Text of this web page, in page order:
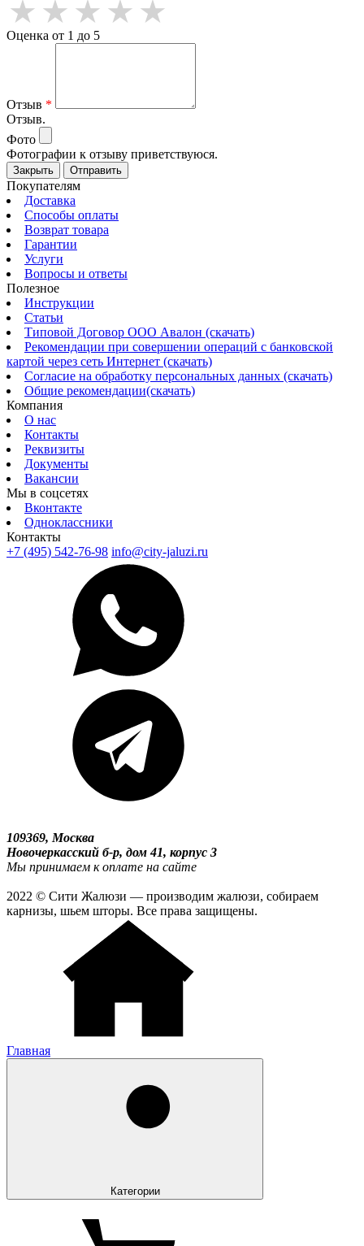
Оценка от 1 до 5
Отзыв *
Отзыв.
Фото
Фотографии к отзыву приветствуюся.
Закрыть Отправить
Покупателям
Доставка
Способы оплаты
Возврат товара
Гарантии
Услуги
Вопросы и ответы
Полезное
Инструкции
Статьи
Типовой Договор ООО Авалон (скачать)
Рекомендации при совершении операций с банковской
картой через сеть Интернет (скачать)
Согласие на обработку персональных данных (скачать)
Общие рекомендации(скачать)
Компания
О нас
Контакты
Реквизиты
Документы
Вакансии
Мы в соцсетях
Вконтакте
Одноклассники
Контакты
+7 (495) 542-76-98 info@city-jaluzi.ru
109369, Москва
Новочеркасский б-р, дом 41, корпус 3
Мы принимаем к оплате на сайте
2022 © Сити Жалюзи — производим жалюзи, собираем
карнизы, шьем шторы. Все права защищены.
Главная
Категории